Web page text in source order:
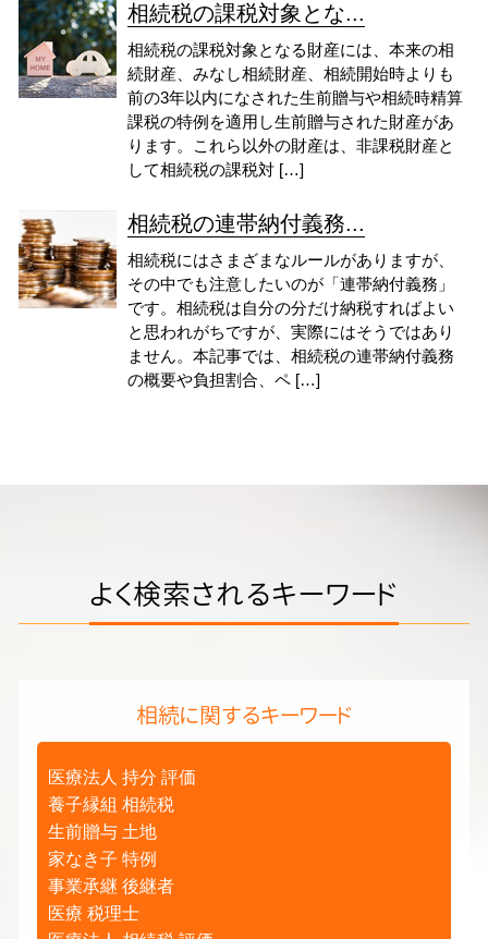
相続税の課税対象とな...
相続税の課税対象となる財産には、本来の相
続財産、みなし相続財産、相続開始時よりも
前の3年以内になされた生前贈与や相続時精算
課税の特例を適用し生前贈与された財産があ
ります。これら以外の財産は、非課税財産と
して相続税の課税対 […]
相続税の連帯納付義務...
相続税にはさまざまなルールがありますが、
その中でも注意したいのが「連帯納付義務」
です。相続税は自分の分だけ納税すればよい
と思われがちですが、実際にはそうではあり
ません。本記事では、相続税の連帯納付義務
の概要や負担割合、ペ […]
よく検索されるキーワード
相続に関するキーワード
医療法人 持分 評価
養子縁組 相続税
生前贈与 土地
家なき子 特例
事業承継 後継者
医療 税理士